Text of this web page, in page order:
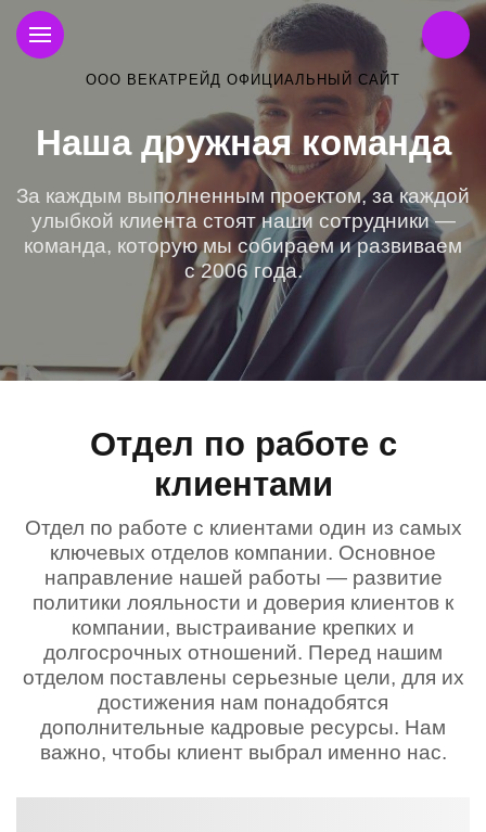
ООО ВЕКАТРЕЙД ОФИЦИАЛЬНЫЙ САЙТ
Наша дружная команда
За каждым выполненным проектом, за каждой
улыбкой клиента стоят наши сотрудники —
команда, которую мы собираем и развиваем
с 2006 года.
Отдел по работе с
клиентами
Отдел по работе с клиентами один из самых
ключевых отделов компании. Основное
направление нашей работы — развитие
политики лояльности и доверия клиентов к
компании, выстраивание крепких и
долгосрочных отношений. Перед нашим
отделом поставлены серьезные цели, для их
достижения нам понадобятся
дополнительные кадровые ресурсы. Нам
важно, чтобы клиент выбрал именно нас.